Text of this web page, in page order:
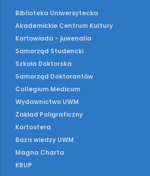
Biblioteka Uniwersytecka
Akademickie Centrum Kultury
Kortowiada - juwenalia
Samorząd Studencki
Szkoła Doktorska
Samorząd Doktorantów
Collegium Medicum
Wydawnictwo UWM
Zakład Poligraficzny
Kortosfera
Baza wiedzy UWM
Magna Charta
KRUP